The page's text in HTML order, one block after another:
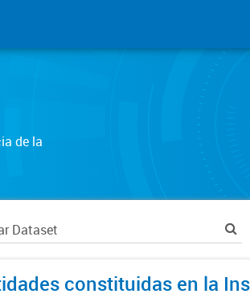
de la
constituidas en la